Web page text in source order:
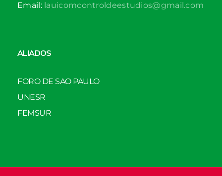
Email:lauicomcontroldeestudios@gmail.com
ALIADOS
FORO DE SAO PAULO
UNESR
FEMSUR